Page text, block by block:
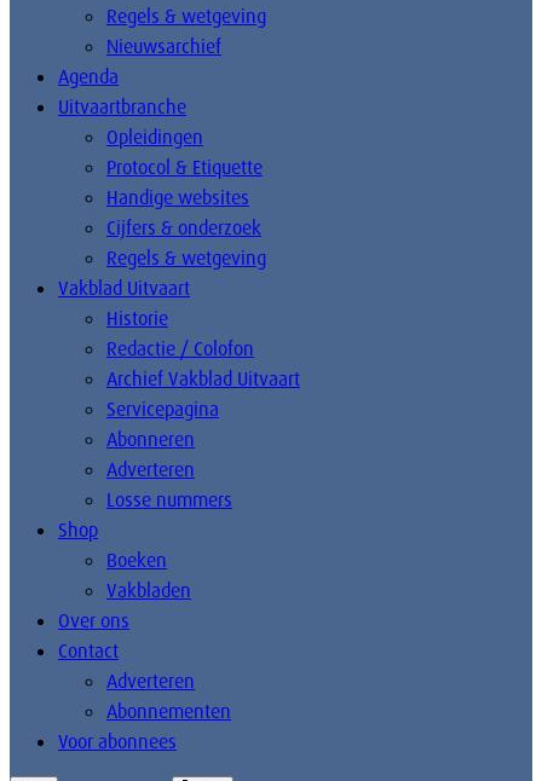
Regels & wetgeving
Nieuwsarchief
Agenda
Uitvaartbranche
Opleidingen
Protocol & Etiquette
Handige websites
Cijfers & onderzoek
Regels & wetgeving
Vakblad Uitvaart
Historie
Redactie / Colofon
Archief Vakblad Uitvaart
Servicepagina
Abonneren
Adverteren
Losse nummers
Shop
Boeken
Vakbladen
Over ons
Contact
Adverteren
Abonnementen
Voor abonnees